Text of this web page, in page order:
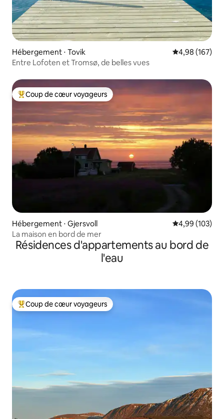
Hébergement ⋅ Tovik Évaluation
4,98 (167)
Entre Lofoten et Tromsø, de belles vues
Coups de cœur voyageurs les plus appréciés
Coup de cœur voyageurs
Hébergement ⋅ Gjersvoll Évaluation
4,99 (103)
La maison en bord de mer
Résidences d'appartements au bord de
l'eau
Coups de cœur voyageurs les plus appréciés
Coup de cœur voyageurs